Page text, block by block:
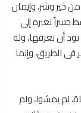
خير وشر، وإيمان
جسراً نعبره إلى
أن نعرفها، وله
فى الطريق، وإنما
لم يمشوا، ولم